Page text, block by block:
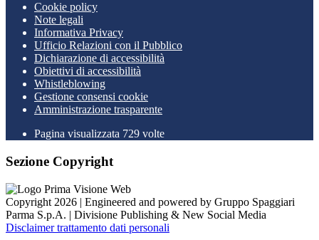
Cookie policy
Note legali
Informativa Privacy
Ufficio Relazioni con il Pubblico
Dichiarazione di accessibilità
Obiettivi di accessibilità
Whistleblowing
Gestione consensi cookie
Amministrazione trasparente
Pagina visualizzata 729 volte
Sezione Copyright
Copyright 2026 | Engineered and powered by Gruppo Spaggiari
Parma S.p.A. | Divisione Publishing & New Social Media
Disclaimer trattamento dati personali